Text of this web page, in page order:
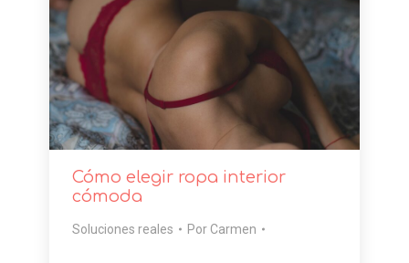
Cómo elegir ropa interior
cómoda
Soluciones reales Por Carmen